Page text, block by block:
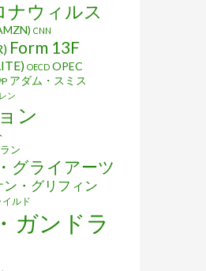
ナウィルス
CNN
Form 13F
OECD OPEC
アダム・スミス
ン
ン
ン
グライアーツ
ン・グリフィン
ルド
ガンドラ